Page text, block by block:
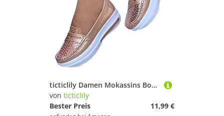
ticticlily Damen Mokassins Bootsschuhe Bequeme Leder Loafers Slip on Freizeitschuhe Flache Fahren Schuhe Slippers A Roségold 40 EU
von ticticlily
Bester Preis
11,99 €